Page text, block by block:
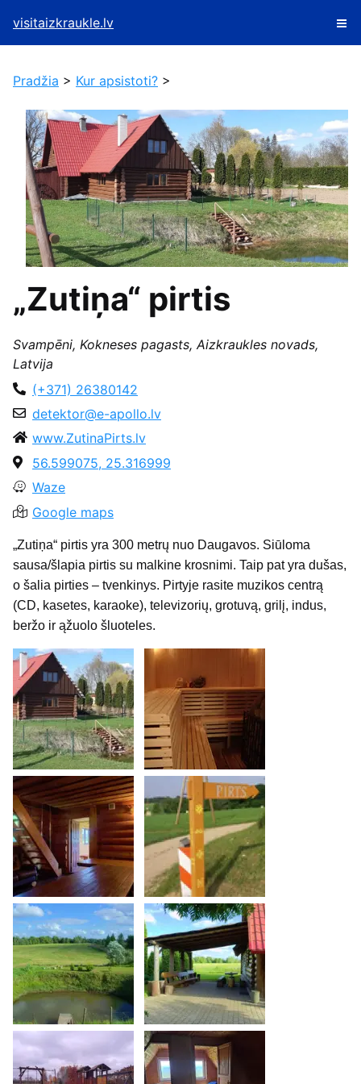
visitaizkraukle.lv
Pradžia > Kur apsistoti? >
„Zutiņa“ pirtis
Svampēni, Kokneses pagasts, Aizkraukles novads,
Latvija
(+371) 26380142
detektor@e-apollo.lv
www.ZutinaPirts.lv
56.599075, 25.316999
Waze
Google maps
„Zutiņa“ pirtis yra 300 metrų nuo Daugavos. Siūloma
sausa/šlapia pirtis su malkine krosnimi. Taip pat yra dušas,
o šalia pirties – tvenkinys. Pirtyje rasite muzikos centrą
(CD, kasetes, karaoke), televizorių, grotuvą, grilį, indus,
beržo ir ąžuolo šluoteles.